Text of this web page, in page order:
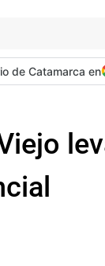
de Catamarca en